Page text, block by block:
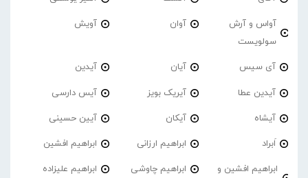
آواس و آرش
سولویست
آوان آویش
آی سیس آیان آیدین
آیدین عطا آیریک بویز آیس دارسی
آیشاه آیکان آیین حسینی
اَبراد ابراهیم ارزانی ابراهیم افشین
ابراهیم افشین و
ابراهیم چاوشی ابراهیم علیزاده